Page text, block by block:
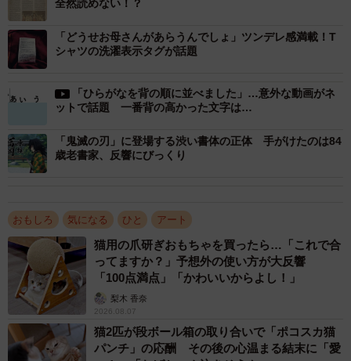
「このフォント欲しい」
「斜めにすると読みやすかった」
「“ぬ”すき」
「平仮名に欠けていた文字と文字の統一感の創造が素晴ら
「暗号に使えそう！」
「漫画とかで異世界感や古代感出すのに使われたら面白そ
「梵字にしか見えん…」
「50音順だからかろうじてわかるけど普通に並べたら絶対
にわからん」
こちらを投稿された多摩美術大学に在学中の日吉拓哉さん
（@capsuletoyz）にお話を伺ってみました。
ーー一瞬、何の文字なのか全くわかりませんでした！ツイ
全然読めない！？
「どうせお母さんがあらうんでしょ」ツンデレ感満載！T
シャツの洗濯表示タグが話題
「ひらがなを背の順に並べました」…意外な動画がネ
ットで話題 一番背の高かった文字は…
「鬼滅の刃」に登場する渋い書体の正体 手がけたのは84
歳老書家、反響にびっくり
おもしろ 気になる ひと アート
猫用の爪研ぎおもちゃを買ったら…「これで合
ってますか？」予想外の使い方が大反響
「100点満点」「かわいいからよし！」
梨木 香奈
2026.08.07
猫2匹が段ボール箱の取り合いで「ポコスカ猫
パンチ」の応酬 その後の心温まる結末に「愛